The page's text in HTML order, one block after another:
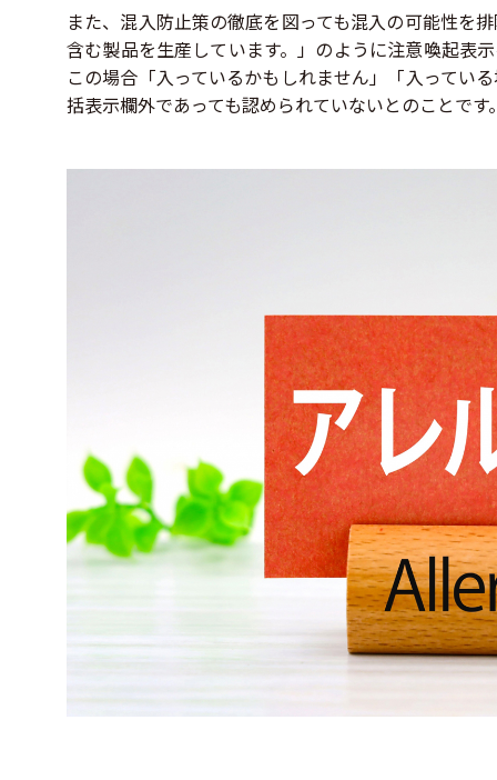
また、混入防止策の徹底を図っても混入の可能性を
含む製品を生産しています。」のように注意喚起表
この場合「入っているかもしれません」「入ってい
括表示欄外であっても認められていないとのことです